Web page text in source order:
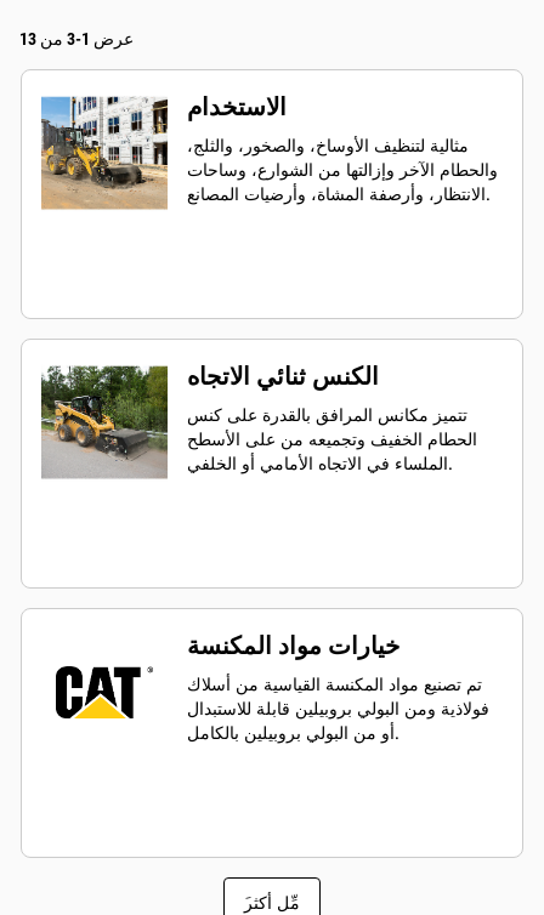
عرض 1-3 من 13
الاستخدام
مثالية لتنظيف الأوساخ، والصخور، والثلج،
والحطام الآخر وإزالتها من الشوارع، وساحات
الانتظار، وأرصفة المشاة، وأرضيات المصانع.
الكنس ثنائي الاتجاه
تتميز مكانس المرافق بالقدرة على كنس
الحطام الخفيف وتجميعه من على الأسطح
الملساء في الاتجاه الأمامي أو الخلفي.
خيارات مواد المكنسة
تم تصنيع مواد المكنسة القياسية من أسلاك
فولاذية ومن البولي بروبيلين قابلة للاستبدال
أو من البولي بروبيلين بالكامل.
َمِّل أكثر